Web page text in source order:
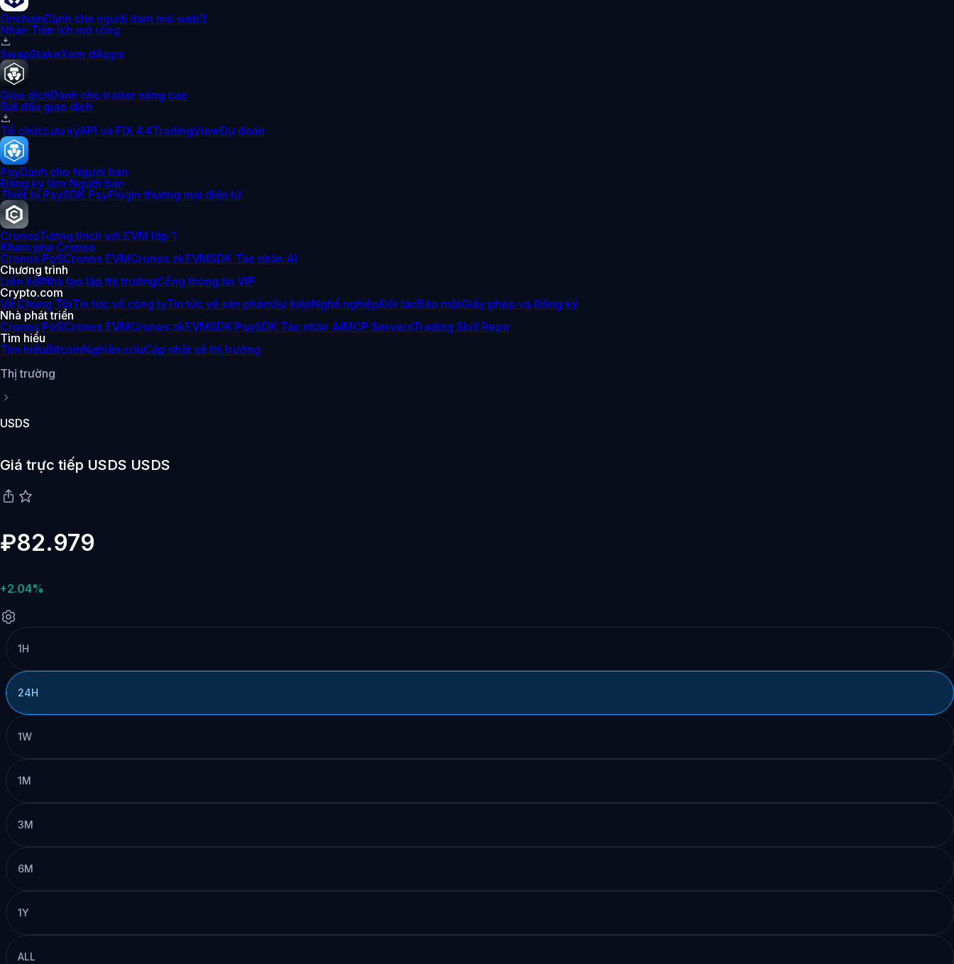
OnchainDành cho người đam mê web3
Nhận Tiện ích mở rộng
SwapStakeXem dApps
Giao dịchDành cho trader nâng cao
Bắt đầu giao dịch
Tổ chứcLưu kýAPI và FIX 4.4TradingViewDự đoán
PayDành cho Người bán
Đăng ký làm Người bán
Thiết bị PaySDK PayPlugin thương mại điện tử
CronosTương thích với EVM lớp 1
Khám phá Cronos
Cronos PoSCronos EVMCronos zkEVMSDK Tác nhân AI
Chương trình
Liên kếtNhà tạo lập thị trườngCổng thông tin VIP
Crypto.com
Về Chúng TôiTin tức về công tyTin tức về sản phẩmSự kiệnNghề nghiệpĐối tácBảo mậtGiấy phép và Đăng ký
Nhà phát triển
Cronos PoSCronos EVMCronos zkEVMSDK PaySDK Tác nhân AIMCP ServersTrading Skill Repo
Tìm hiểu
Tìm hiểuBitcoinNghiên cứuCập nhật về thị trường
Thị trường
USDS
Giá trực tiếp USDS USDS
₽82.979
+2.04%
1H
24H
1W
1M
3M
6M
1Y
ALL